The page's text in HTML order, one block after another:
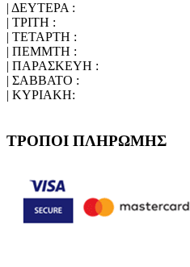
| ΔΕΥΤΕΡΑ :
| ΤΡΙΤΗ :
| ΤΕΤΑΡΤΗ :
| ΠΕΜΜΤΗ :
| ΠΑΡΑΣΚΕΥΗ :
| ΣΑΒΒΑΤΟ :
| ΚΥΡΙΑΚΗ:
ΤΡΟΠΟΙ ΠΛΗΡΩΜΗΣ